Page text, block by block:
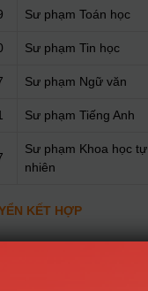
Sư phạm Toán học
Sư phạm Tin học
Sư phạm Ngữ văn
Sư phạm Tiếng Anh
Sư phạm Khoa học tự
nhiên
KẾT HỢP